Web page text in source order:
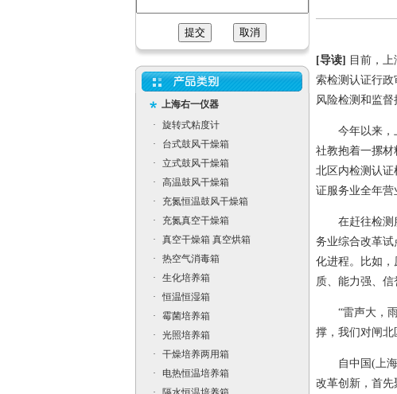
上海右一仪器
·
旋转式粘度计
·
台式鼓风干燥箱
·
立式鼓风干燥箱
·
高温鼓风干燥箱
·
充氮恒温鼓风干燥箱
·
充氮真空干燥箱
·
真空干燥箱 真空烘箱
·
热空气消毒箱
·
生化培养箱
·
恒温恒湿箱
·
霉菌培养箱
·
光照培养箱
·
干燥培养两用箱
·
电热恒温培养箱
[导读]
目前，
索检测认证行
风险检测和监督
今年以来，上
社教抱着一摞
北区内检测认
证服务业全年营
在赶往检测服
务业综合改革
化进程。比如
质、能力强、信
“雷声大，雨
撑，我们对闸北
自中国(上海)
改革创新，首